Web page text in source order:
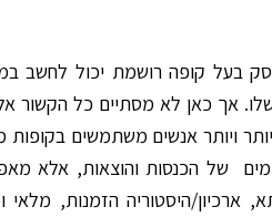
בעל קופה רושמת יכול לחשב
שלו. אך כאן לא מסתיים כל הקשור
ויותר אנשים משתמשים
של הכנסות והוצאות, אלא
ארכיון/היסטוריה הזמנות,